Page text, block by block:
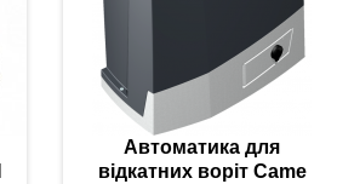
Автоматика для
відкатних воріт Came